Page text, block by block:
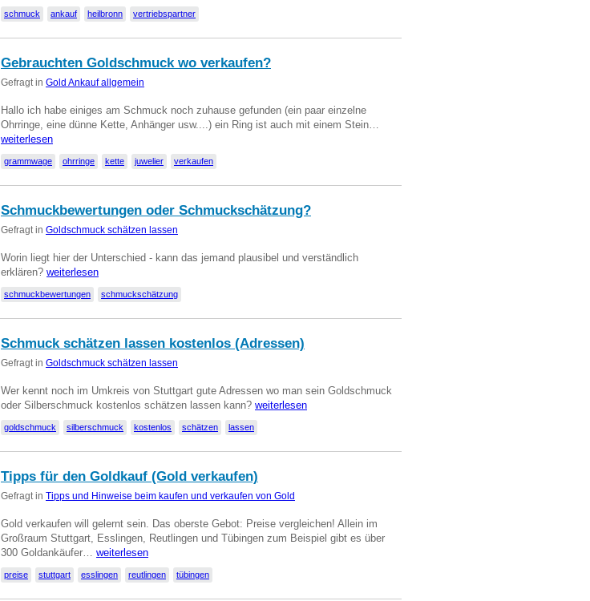
schmuck ankauf heilbronn vertriebspartner
Gebrauchten Goldschmuck wo verkaufen?
Gefragt in Gold Ankauf allgemein
Hallo ich habe einiges am Schmuck noch zuhause gefunden (ein paar einzelne
Ohrringe, eine dünne Kette, Anhänger usw....) ein Ring ist auch mit einem Stein…
weiterlesen
grammwage ohrringe kette juwelier verkaufen
Schmuckbewertungen oder Schmuckschätzung?
Gefragt in Goldschmuck schätzen lassen
Worin liegt hier der Unterschied - kann das jemand plausibel und verständlich
erklären? weiterlesen
schmuckbewertungen schmuckschätzung
Schmuck schätzen lassen kostenlos (Adressen)
Gefragt in Goldschmuck schätzen lassen
Wer kennt noch im Umkreis von Stuttgart gute Adressen wo man sein Goldschmuck
oder Silberschmuck kostenlos schätzen lassen kann? weiterlesen
goldschmuck silberschmuck kostenlos schätzen lassen
Tipps für den Goldkauf (Gold verkaufen)
Gefragt in Tipps und Hinweise beim kaufen und verkaufen von Gold
Gold verkaufen will gelernt sein. Das oberste Gebot: Preise vergleichen! Allein im
Großraum Stuttgart, Esslingen, Reutlingen und Tübingen zum Beispiel gibt es über
300 Goldankäufer… weiterlesen
preise stuttgart esslingen reutlingen tübingen